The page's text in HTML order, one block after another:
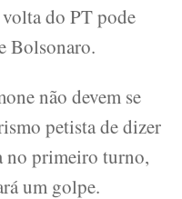
do PT pode
Bolsonaro.
não devem se
petista de dizer
no primeiro turno,
um golpe.